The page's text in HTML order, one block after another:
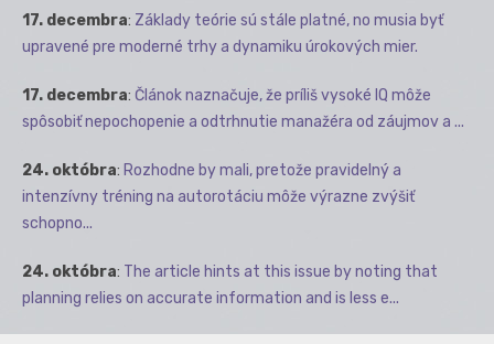
17. decembra: Základy teórie sú stále platné, no musia byť
upravené pre moderné trhy a dynamiku úrokových mier.
17. decembra: Článok naznačuje, že príliš vysoké IQ môže
spôsobiť nepochopenie a odtrhnutie manažéra od záujmov a ...
24. októbra: Rozhodne by mali, pretože pravidelný a
intenzívny tréning na autorotáciu môže výrazne zvýšiť
schopno...
24. októbra: The article hints at this issue by noting that
planning relies on accurate information and is less e...